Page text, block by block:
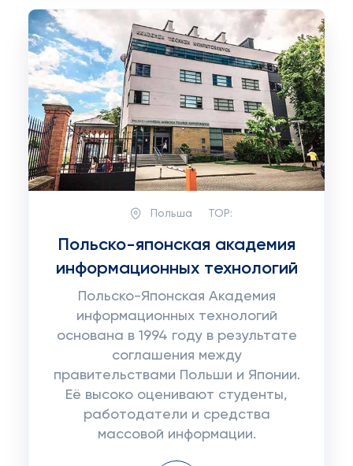
Польша TOP:
Польско-японская академия
информационных технологий
Польско-Японская Академия
информационных технологий
основана в 1994 году в результате
соглашения между
правительствами Польши и Японии.
Её высоко оценивают студенты,
работодатели и средства
массовой информации.